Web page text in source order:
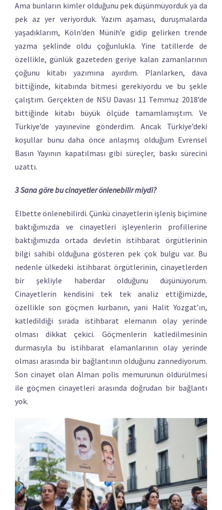
Ama bunların kimler olduğunu pek düşünmüyorduk ya da
pek az yer veriyorduk. Yazım aşaması, duruşmalarda
yaşadıklarım, Köln’den Münih’e gidip gelirken trende
yazma şeklinde oldu çoğunlukla. Yine tatillerde de
özellikle, günlük gazeteden geriye kalan zamanlarının
çoğunu kitabı yazımına ayırdım. Planlarken, dava
bittiğinde, kitabında bitmesi gerekiyordu ve bu şekle
çalıştım. Gerçekten de NSU Davası 11 Temmuz 2018’de
bittiğinde kitabı büyük ölçüde tamamlamıştım. Ve
Türkiye’de yayınevine gönderdim. Ancak Türkiye’deki
koşullar bunu daha önce anlaşmış olduğum Evrensel
Basın Yayının kapatılması gibi süreçler, baskı sürecini
uzattı.
3 Sana göre bu cinayetler önlenebilir miydi?
Elbette önlenebilirdi. Çünkü cinayetlerin işleniş biçimine
baktığımızda ve cinayetleri işleyenlerin profillerine
baktığımızda ortada devletin istihbarat örgütlerinin
bilgi sahibi olduğuna gösteren pek çok bulgu var. Bu
nedenle ülkedeki istihbarat örgütlerinin, cinayetlerden
bir şekliyle haberdar olduğunu düşünüyorum.
Cinayetlerin kendisini tek tek analiz ettiğimizde,
özellikle son göçmen kurbanın, yani Halit Yozgat’ın,
katledildiği sırada istihbarat elemanın olay yerinde
olması dikkat çekici. Göçmenlerin katledilmesinin
durmasıyla bu istihbarat elamanlarının olay yerinde
olması arasında bir bağlantının olduğunu zannediyorum.
Son cinayet olan Alman polis memurunun öldürülmesi
ile göçmen cinayetleri arasında doğrudan bir bağlantı
yok.